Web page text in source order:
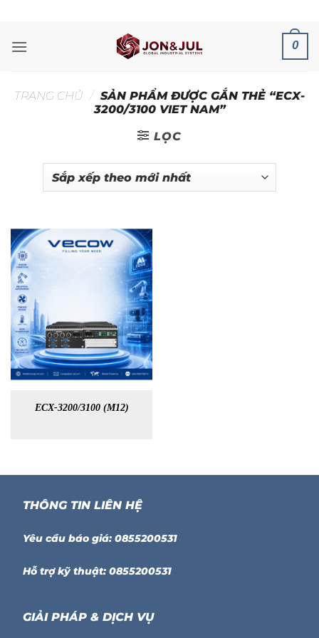
nội
0
TRANG CHỦ / SẢN PHẨM ĐƯỢC GẮN THẺ “ECX-
3200/3100 VIET NAM”
LỌC
ECX-3200/3100 (M12)
THÔNG TIN LIÊN HỆ
Yêu cầu báo giá: 0855200531
Hỗ trợ kỹ thuật: 0855200531
GIẢI PHÁP & DỊCH VỤ